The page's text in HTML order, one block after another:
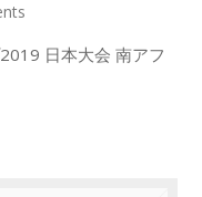
日本大会 南アフ